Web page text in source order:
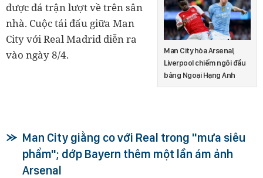
Man City hòa Arsenal,
Liverpool chiếm ngôi đầu
bảng Ngoại Hạng Anh
được đá trận lượt về trên sân
nhà. Cuộc tái đấu giữa Man
City với Real Madrid diễn ra
vào ngày 8/4.
Man City giằng co với Real trong "mưa siêu
phẩm"; dớp Bayern thêm một lần ám ảnh
Arsenal